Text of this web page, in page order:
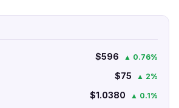
$596 ▲ 0.76%
$75 ▲ 2%
$1.0380 ▲ 0.1%